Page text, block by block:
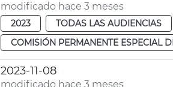
modificado hace 3 meses
2023 TODAS LAS AUDIENCIAS
COMISIÓN PERMANENTE ESPECIAL
2023-11-08
modificado hace 3 meses